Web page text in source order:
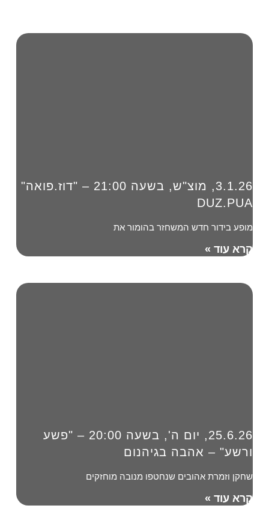
3.1.26, מוצ"ש, בשעה 21:00 – "דוז.פואה"
DUZ.PUA
מופע בידור חדש המשחזר בהומור את
קרא עוד »
25.6.26, יום ה', בשעה 20:00 – "פשע
ורשע" – אהבה בגיהנום
שחקן וזמרת אהובים שנחטפו מנובה מוחזקים
קרא עוד »